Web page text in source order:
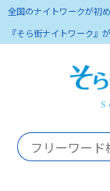
全国のナイトワークが初
『そら街ナイトワーク』